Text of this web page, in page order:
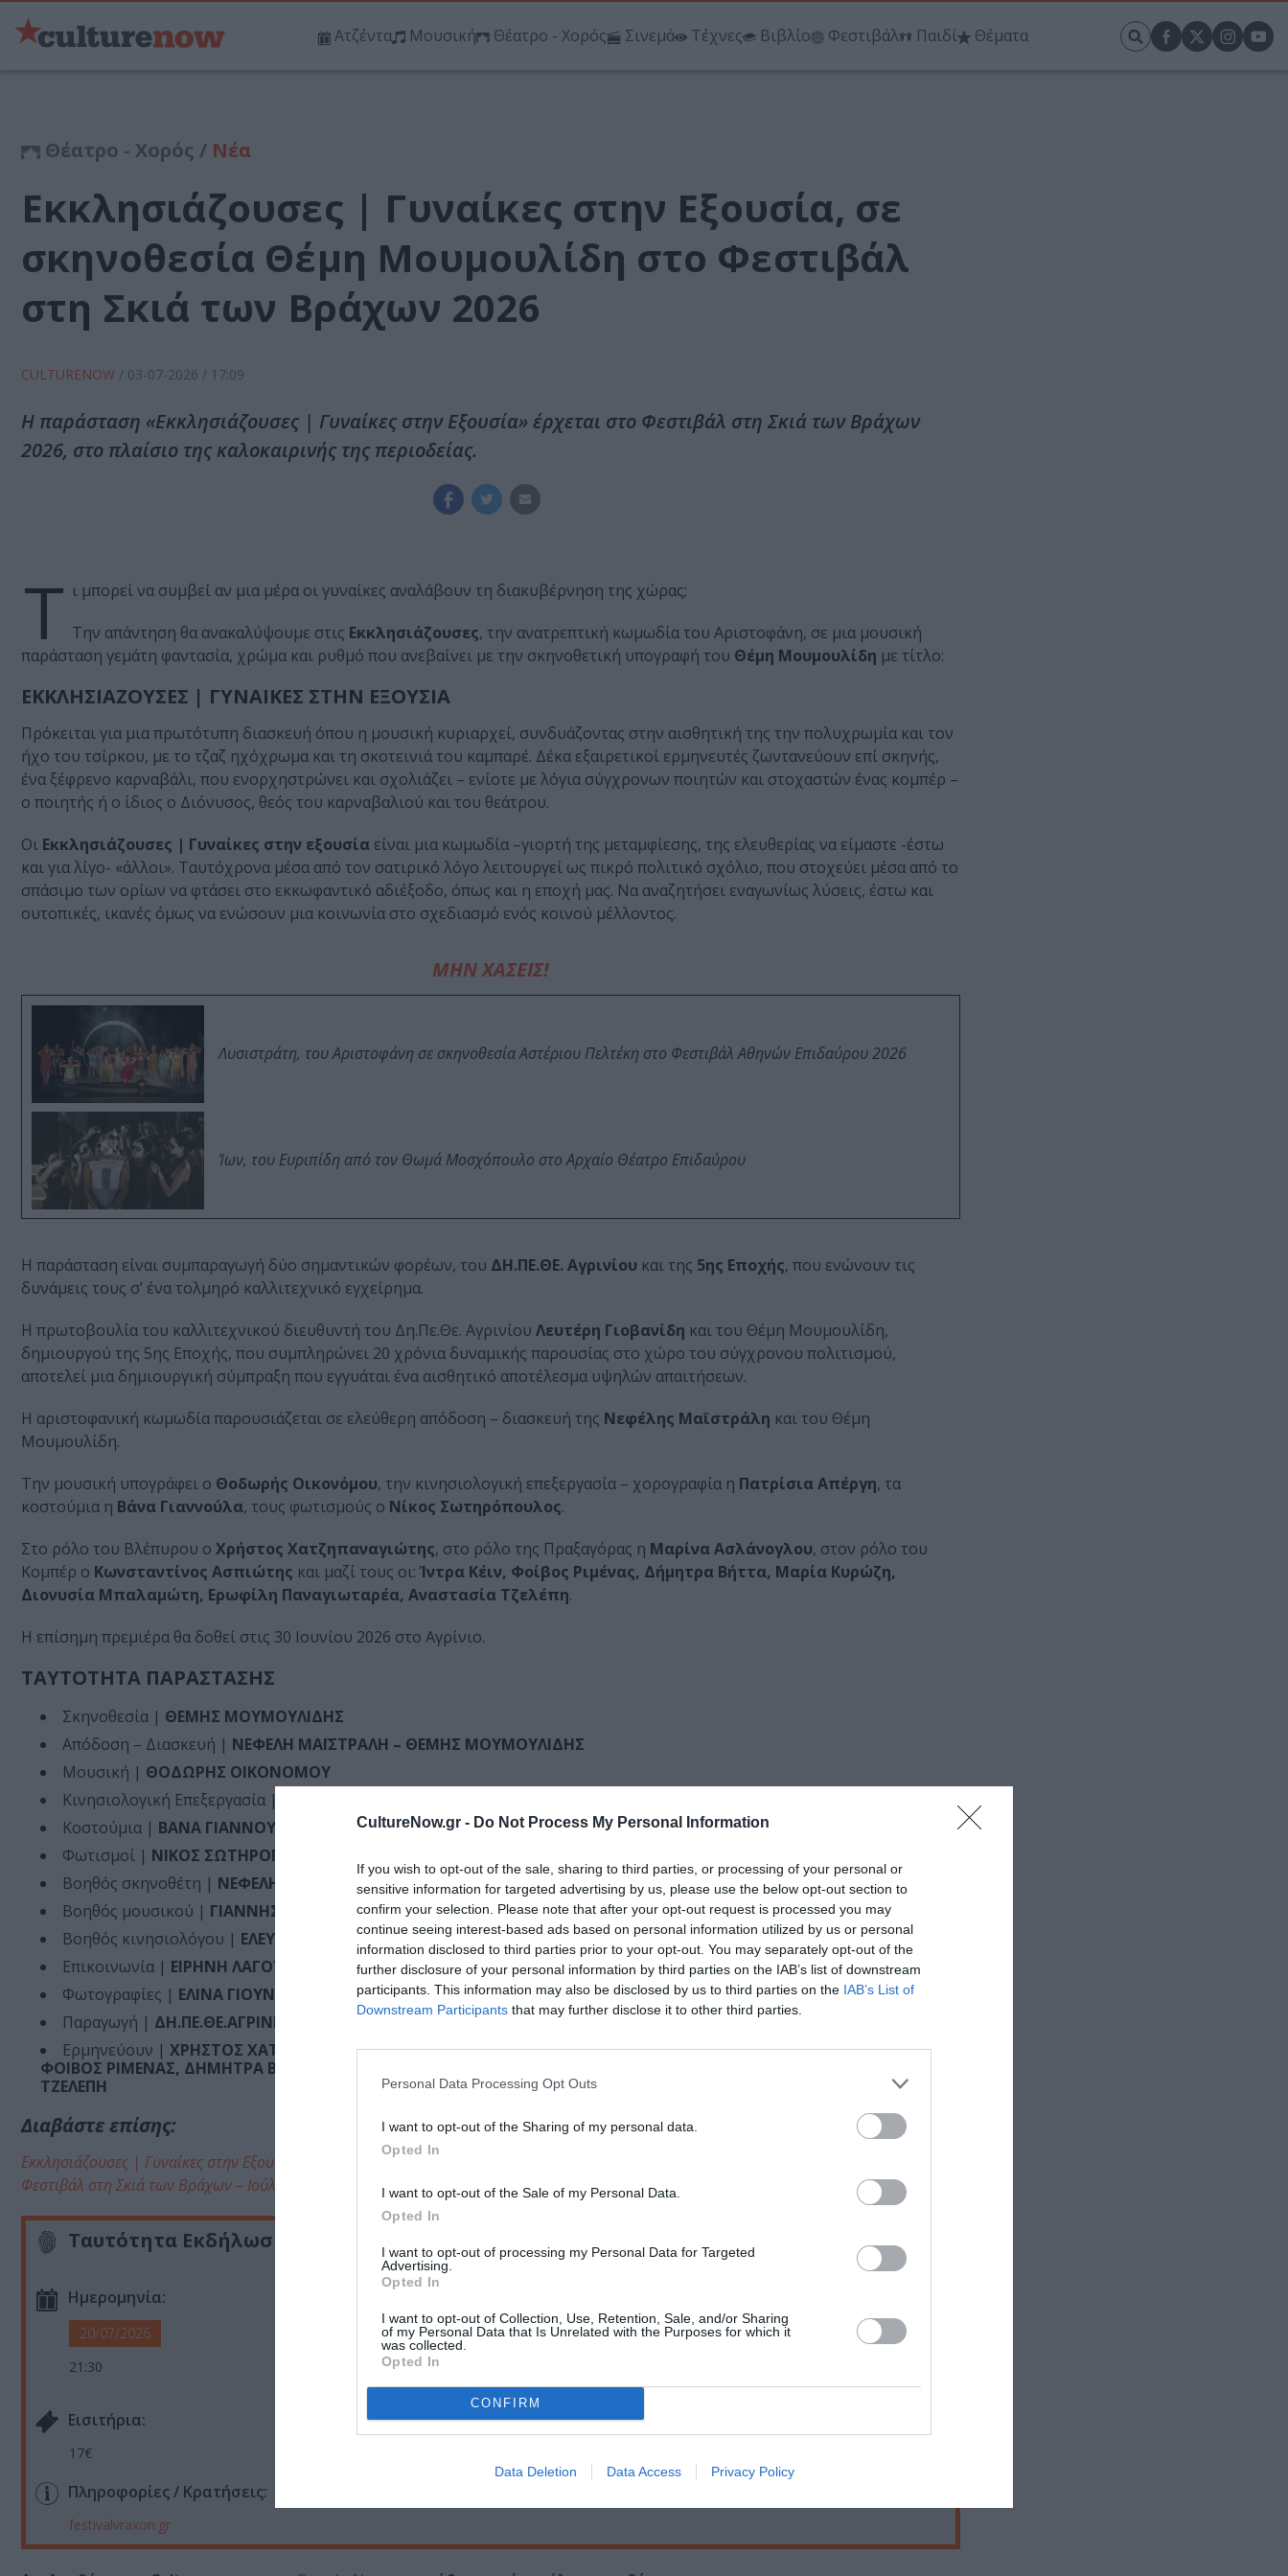
CultureNow.gr - Do Not Process My Personal Information
If you wish to opt-out of the sale, sharing to third parties, or processing of your personal or
sensitive information for targeted advertising by us, please use the below opt-out section to
confirm your selection. Please note that after your opt-out request is processed you may
continue seeing interest-based ads based on personal information utilized by us or personal
information disclosed to third parties prior to your opt-out. You may separately opt-out of the
further disclosure of your personal information by third parties on the IAB’s list of downstream
participants. This information may also be disclosed by us to third parties on the IAB’s List of
Downstream Participants that may further disclose it to other third parties.
Personal Data Processing Opt Outs
I want to opt-out of the Sharing of my personal data.
Opted In
I want to opt-out of the Sale of my Personal Data.
Opted In
I want to opt-out of processing my Personal Data for Targeted
Advertising.
Opted In
I want to opt-out of Collection, Use, Retention, Sale, and/or Sharing
of my Personal Data that Is Unrelated with the Purposes for which it
was collected.
Opted In
CONFIRM
Data Deletion Data Access Privacy Policy
Ατζέντα Μουσική Θέατρο - Χορός Σινεμά Τέχνες Βιβλίο Φεστιβάλ Παιδί Θέματα
Θέατρο - Χορός / Νέα
Εκκλησιάζουσες | Γυναίκες στην Εξουσία, σε
σκηνοθεσία Θέμη Μουμουλίδη στο Φεστιβάλ
στη Σκιά των Βράχων 2026
CULTURENOW / 03-07-2026 / 17:09
Η παράσταση «Εκκλησιάζουσες | Γυναίκες στην Εξουσία» έρχεται στο Φεστιβάλ στη Σκιά των Βράχων
2026, στο πλαίσιο της καλοκαιρινής της περιοδείας.
Τ ι μπορεί να συμβεί αν μια μέρα οι γυναίκες αναλάβουν τη διακυβέρνηση της χώρας;
Την απάντηση θα ανακαλύψουμε στις Εκκλησιάζουσες, την ανατρεπτική κωμωδία του Αριστοφάνη, σε μια μουσική
παράσταση γεμάτη φαντασία, χρώμα και ρυθμό που ανεβαίνει με την σκηνοθετική υπογραφή του Θέμη Μουμουλίδη με τίτλο:
ΕΚΚΛΗΣΙΑΖΟΥΣΕΣ | ΓΥΝΑΙΚΕΣ ΣΤΗΝ ΕΞΟΥΣΙΑ
Πρόκειται για μια πρωτότυπη διασκευή όπου η μουσική κυριαρχεί, συνδυάζοντας στην αισθητική της την πολυχρωμία και τον
ήχο του τσίρκου, με το τζαζ ηχόχρωμα και τη σκοτεινιά του καμπαρέ. Δέκα εξαιρετικοί ερμηνευτές ζωντανεύουν επί σκηνής,
ένα ξέφρενο καρναβάλι, που ενορχηστρώνει και σχολιάζει – ενίοτε με λόγια σύγχρονων ποιητών και στοχαστών ένας κομπέρ –
ο ποιητής ή ο ίδιος ο Διόνυσος, θεός του καρναβαλιού και του θεάτρου.
Οι Εκκλησιάζουσες | Γυναίκες στην εξουσία είναι μια κωμωδία –γιορτή της μεταμφίεσης, της ελευθερίας να είμαστε -έστω
και για λίγο- «άλλοι». Ταυτόχρονα μέσα από τον σατιρικό λόγο λειτουργεί ως πικρό πολιτικό σχόλιο, που στοχεύει μέσα από το
σπάσιμο των ορίων να φτάσει στο εκκωφαντικό αδιέξοδο, όπως και η εποχή μας. Να αναζητήσει εναγωνίως λύσεις, έστω και
ουτοπικές, ικανές όμως να ενώσουν μια κοινωνία στο σχεδιασμό ενός κοινού μέλλοντος.
ΜΗΝ ΧΑΣΕΙΣ!
Λυσιστράτη, του Αριστοφάνη σε σκηνοθεσία Αστέριου Πελτέκη στο Φεστιβάλ Αθηνών Επιδαύρου 2026
Ίων, του Ευριπίδη από τον Θωμά Μοσχόπουλο στο Αρχαίο Θέατρο Επιδαύρου
Η παράσταση είναι συμπαραγωγή δύο σημαντικών φορέων, του ΔΗ.ΠΕ.ΘΕ. Αγρινίου και της 5ης Εποχής, που ενώνουν τις
δυνάμεις τους σ’ ένα τολμηρό καλλιτεχνικό εγχείρημα.
Η πρωτοβουλία του καλλιτεχνικού διευθυντή του Δη.Πε.Θε. Αγρινίου Λευτέρη Γιοβανίδη και του Θέμη Μουμουλίδη,
δημιουργού της 5ης Εποχής, που συμπληρώνει 20 χρόνια δυναμικής παρουσίας στο χώρο του σύγχρονου πολιτισμού,
αποτελεί μια δημιουργική σύμπραξη που εγγυάται ένα αισθητικό αποτέλεσμα υψηλών απαιτήσεων.
Η αριστοφανική κωμωδία παρουσιάζεται σε ελεύθερη απόδοση – διασκευή της Νεφέλης Μαϊστράλη και του Θέμη
Μουμουλίδη.
Την μουσική υπογράφει ο Θοδωρής Οικονόμου, την κινησιολογική επεξεργασία – χορογραφία η Πατρίσια Απέργη, τα
κοστούμια η Βάνα Γιαννούλα, τους φωτισμούς ο Νίκος Σωτηρόπουλος.
Στο ρόλο του Βλέπυρου ο Χρήστος Χατζηπαναγιώτης, στο ρόλο της Πραξαγόρας η Μαρίνα Ασλάνογλου, στον ρόλο του
Κομπέρ ο Κωνσταντίνος Ασπιώτης και μαζί τους οι: Ίντρα Κέιν, Φοίβος Ριμένας, Δήμητρα Βήττα, Μαρία Κυρώζη,
Διονυσία Μπαλαμώτη, Ερωφίλη Παναγιωταρέα, Αναστασία Τζελέπη.
Η επίσημη πρεμιέρα θα δοθεί στις 30 Ιουνίου 2026 στο Αγρίνιο.
ΤΑΥΤΟΤΗΤΑ ΠΑΡΑΣΤΑΣΗΣ
Σκηνοθεσία | ΘΕΜΗΣ ΜΟΥΜΟΥΛΙΔΗΣ
Απόδοση – Διασκευή | ΝΕΦΕΛΗ ΜΑΪΣΤΡΑΛΗ – ΘΕΜΗΣ ΜΟΥΜΟΥΛΙΔΗΣ
Μουσική | ΘΟΔΩΡΗΣ ΟΙΚΟΝΟΜΟΥ
Κινησιολογική Επεξεργασία |
Κοστούμια | ΒΑΝΑ ΓΙΑΝΝΟΥΛΑ
Φωτισμοί | ΝΙΚΟΣ ΣΩΤΗΡΟΠΟΥΛΟΣ
Βοηθός σκηνοθέτη | ΝΕΦΕΛΗ ΠΑΠΑΝΑΣΤΑΣΟΠΟΥΛΟΥ
Βοηθός μουσικού | ΓΙΑΝΝΗΣ ΛΟΥΠΑΚΗΣ
Βοηθός κινησιολόγου | ΕΛΕΥΘΕΡΙΑ ΑΓΑΠΑΚΗ
Επικοινωνία | ΕΙΡΗΝΗ ΛΑΓΟΥΡΟΥ
Φωτογραφίες | ΕΛΙΝΑ ΓΙΟΥΝΑΝΛΗ
Παραγωγή | ΔΗ.ΠΕ.ΘΕ.ΑΓΡΙΝΙΟΥ – 5η ΕΠΟΧΗ ΤΕΧΝΗΣ
Ερμηνεύουν | ΧΡΗΣΤΟΣ ΧΑΤΖΗΠΑΝΑΓΙΩΤΗΣ, ΜΑΡΙΝΑ ΑΣΛΑΝΟΓΛΟΥ, ΚΩΝΣΤΑΝΤΙΝΟΣ ΑΣΠΙΩΤΗΣ, ΙΝΤΡΑ ΚΕΪΝ,
ΦΟΙΒΟΣ ΡΙΜΕΝΑΣ, ΔΗΜΗΤΡΑ ΒΗΤΤΑ, ΜΑΡΙΑ ΚΥΡΩΖΗ, ΔΙΟΝΥΣΙΑ ΜΠΑΛΑΜΩΤΗ, ΕΡΩΦΙΛΗ ΠΑΝΑΓΙΩΤΑΡΕΑ, ΑΝΑΣΤΑΣΙΑ
ΤΖΕΛΕΠΗ
Διαβάστε επίσης:
Εκκλησιάζουσες | Γυναίκες στην Εξουσία, σε σκηνοθεσία Θέμη Μουμουλίδη σε καλοκαιρινή περιοδεία 2026
Φεστιβάλ στη Σκιά των Βράχων – Ιούλιος 2026: Το πρόγραμμα της διοργάνωσης
Ταυτότητα Εκδήλωσης
Ημερομηνία:
20/07/2026
21:30
Θέατρο Βράχων - Μελίνα Μερκούρη, Νεαπόλεως 58, Βύρωνας
Eισιτήρια:
17€
Πληροφορίες / Κρατήσεις:
festivalvraxon.gr